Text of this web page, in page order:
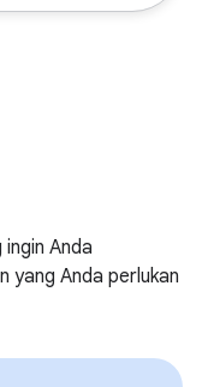
Anda
yang Anda perlukan